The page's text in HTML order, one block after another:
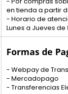
en tienda a partir
- Horario de
Lunes a Jueves de
Formas de
- Webpay de
- Mercadopago
- Transferencias